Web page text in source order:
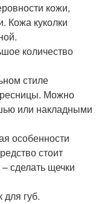
кожи,
Кожа куколки
количество
стиле
Можно
или накладными
особенности
стоит
сделать щечки
губ.